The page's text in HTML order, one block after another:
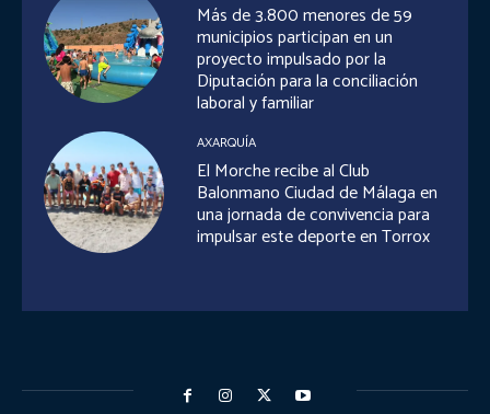
Más de 3.800 menores de 59
municipios participan en un
proyecto impulsado por la
Diputación para la conciliación
laboral y familiar
AXARQUÍA
El Morche recibe al Club
Balonmano Ciudad de Málaga en
una jornada de convivencia para
impulsar este deporte en Torrox